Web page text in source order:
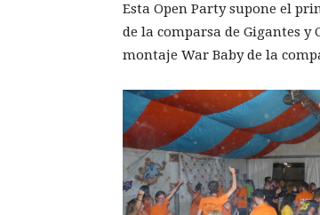
Esta Open Party supone el
de la comparsa de Gigantes y
montaje War Baby de la